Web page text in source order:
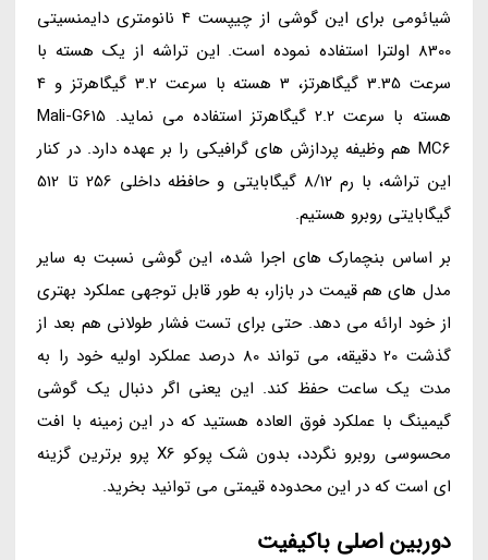
شیائومی برای این گوشی از چیپست 4 نانومتری دایمنسیتی
8300 اولترا استفاده نموده است. این تراشه از یک هسته با
سرعت 3.35 گیگاهرتز، 3 هسته با سرعت 3.2 گیگاهرتز و 4
هسته با سرعت 2.2 گیگاهرتز استفاده می نماید. Mali-G615
MC6 هم وظیفه پردازش های گرافیکی را بر عهده دارد. در کنار
این تراشه، با رم 8/12 گیگابایتی و حافظه داخلی 256 تا 512
گیگابایتی روبرو هستیم.
بر اساس بنچمارک های اجرا شده، این گوشی نسبت به سایر
مدل های هم قیمت در بازار، به طور قابل توجهی عملکرد بهتری
از خود ارائه می دهد. حتی برای تست فشار طولانی هم بعد از
گذشت 20 دقیقه، می تواند 80 درصد عملکرد اولیه خود را به
مدت یک ساعت حفظ کند. این یعنی اگر دنبال یک گوشی
گیمینگ با عملکرد فوق العاده هستید که در این زمینه با افت
محسوسی روبرو نگردد، بدون شک پوکو X6 پرو برترین گزینه
ای است که در این محدوده قیمتی می توانید بخرید.
دوربین اصلی باکیفیت